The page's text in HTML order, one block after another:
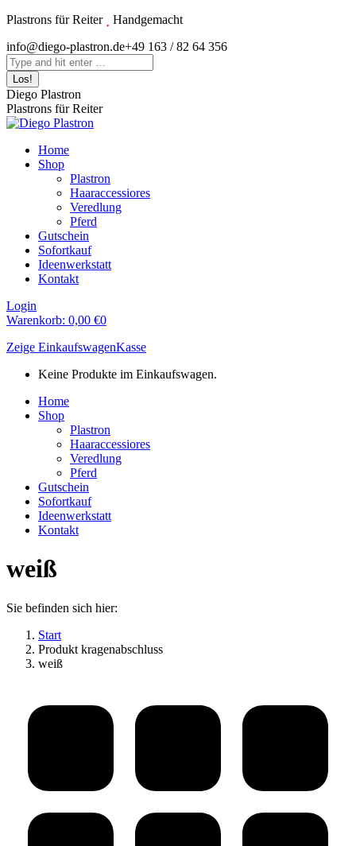
Zum
springen
Plastrons für Reiter
Handgemacht
Instagram
page
opens
in
new
window
info@diego-plastron.de+49 163 / 82 64 356
Search:
Diego Plastron
Plastrons für Reiter
Home
Shop
Plastron
Haaraccessiores
Veredlung
Pferd
Gutschein
Sofortkauf
Ideenwerkstatt
Kontakt
Login
Warenkorb: 0,00 €0
Zeige EinkaufswagenKasse
Keine Produkte im Einkaufswagen.
Home
Shop
Plastron
Haaraccessiores
Veredlung
Pferd
Gutschein
Sofortkauf
Ideenwerkstatt
Kontakt
weiß
Sie befinden sich hier:
Start
Produkt kragenabschluss
weiß